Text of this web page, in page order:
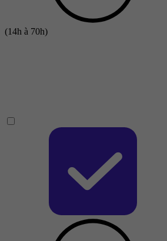
(14h à 70h)